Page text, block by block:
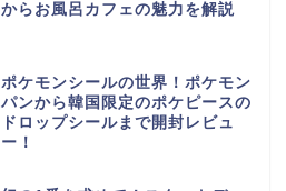
からお風呂カフェの魅力を解説
ポケモンシールの世界！ポケモン
パンから韓国限定のポケピースの
ドロップシールまで開封レビュ
ー！